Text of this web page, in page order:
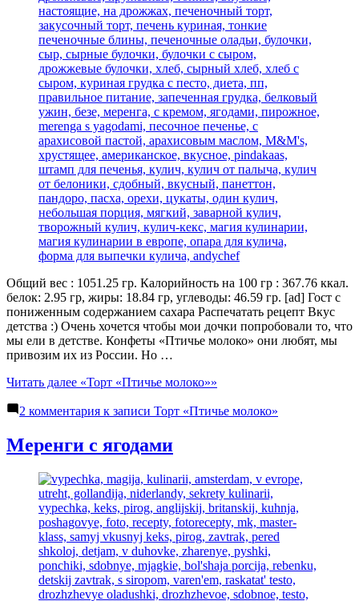
Общий вес : 1051.25 гр. Калорийность на 100 гр : 367.76 ккал.
белок: 2.95 гр, жиры: 18.84 гр, углеводы: 46.59 гр. [ad] Гост с
пониженным содержанием сахара Распечатать рецепт Вкус
детства :) Очень хочется чтобы мои дочки попробовали то, что
мы ели в детстве. Конфеты «Птичье молоко» они любят, мы
привозим их из России. Но …
Читать далее «Торт «Птичье молоко»»
2 комментария к записи Торт «Птичье молоко»
Меренги с ягодами